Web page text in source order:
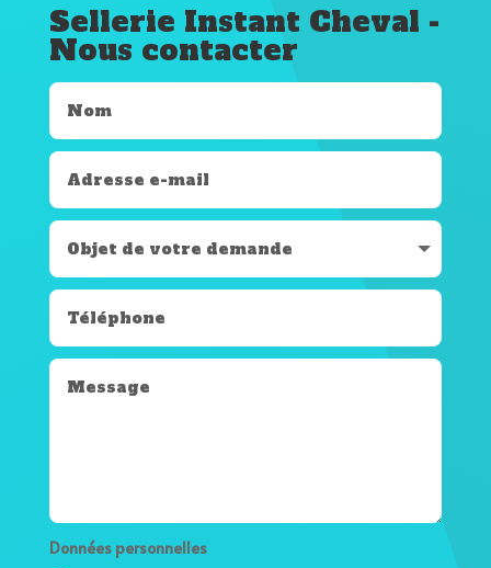
Sellerie Instant Cheval -
Nous contacter
Données personnelles